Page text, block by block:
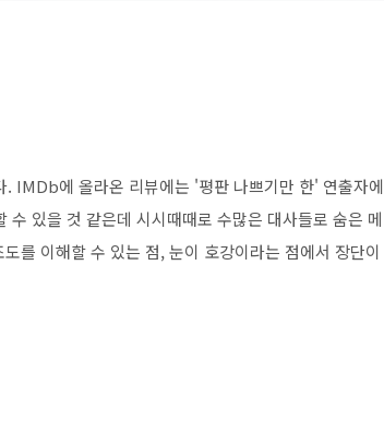
IMDb에 올라온 리뷰에는 '평판 나쁘기만 한' 연출자에
있을 것 같은데 시시때때로 수많은 대사들로 숨은 메
를 이해할 수 있는 점, 눈이 호강이라는 점에서 장단이